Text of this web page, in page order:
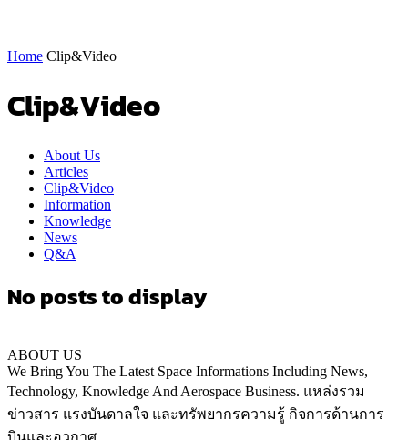
Home Clip&Video
Clip&Video
About Us
Articles
Clip&Video
Information
Knowledge
News
Q&A
No posts to display
ABOUT US
We Bring You The Latest Space Informations Including News,
Technology, Knowledge And Aerospace Business. แหล่งรวม
ข่าวสาร แรงบันดาลใจ และทรัพยากรความรู้ กิจการด้านการ
บินและอวกาศ